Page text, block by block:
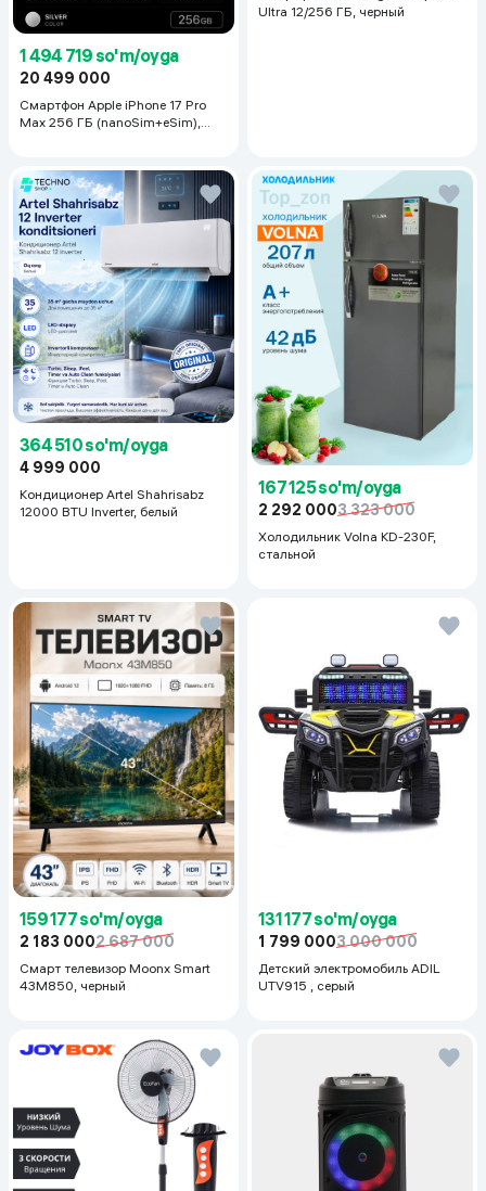
1 494 719 so'm/oyga
20 499 000
Смартфон Apple iPhone 17 Pro
Max 256 ГБ (nanoSim+eSim),
Ultra 12/256 ГБ, черный
364 510 so'm/oyga
4 999 000
Кондиционер Artel Shahrisabz
12000 BTU Inverter, белый
167 125 so'm/oyga
2 292 0003 323 000
Холодильник Volna KD-230F,
стальной
159 177 so'm/oyga
2 183 0002 687 000
Смарт телевизор Moonx Smart
43M850, черный
131 177 so'm/oyga
1 799 0003 000 000
Детский электромобиль ADIL
UTV915 , серый